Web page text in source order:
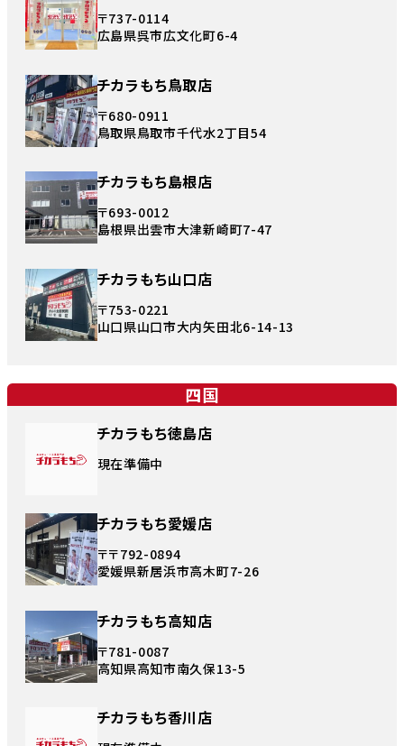
〒737-0114
広島県呉市広文化町6-4
チカラもち鳥取店
〒680-0911
鳥取県鳥取市千代水2丁目54
チカラもち島根店
〒693-0012
島根県出雲市大津新崎町7-47
チカラもち山口店
〒753-0221
山口県山口市大内矢田北6-14-13
四国
チカラもち徳島店
現在準備中
チカラもち愛媛店
〒〒792-0894
愛媛県新居浜市高木町7-26
チカラもち高知店
〒781-0087
高知県高知市南久保13-5
チカラもち香川店